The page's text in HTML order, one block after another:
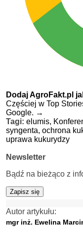
Dodaj AgroFakt.pl
Częściej w Top
Google. →
Tagi: elumis,
syngenta, ochrona
uprawa kukurydzy
Newsletter
Bądź na bieżąco z
Zapisz się
Autor artykułu:
mgr inż. Ewelina